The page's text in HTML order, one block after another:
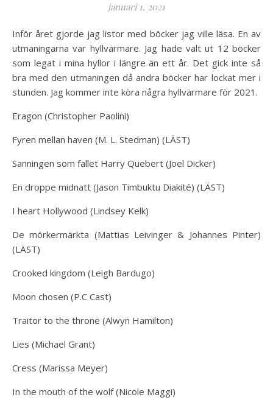
januari 1, 2021
Inför året gjorde jag listor med böcker jag ville läsa. En av
utmaningarna var hyllvärmare. Jag hade valt ut 12 böcker
som legat i mina hyllor i längre än ett år. Det gick inte så
bra med den utmaningen då andra böcker har lockat mer i
stunden. Jag kommer inte köra några hyllvärmare för 2021.
Eragon (Christopher Paolini)
Fyren mellan haven (M. L. Stedman) (LÄST)
Sanningen som fallet Harry Quebert (Joel Dicker)
En droppe midnatt (Jason Timbuktu Diakité) (LÄST)
I heart Hollywood (Lindsey Kelk)
De mörkermärkta (Mattias Leivinger & Johannes Pinter)
(LÄST)
Crooked kingdom (Leigh Bardugo)
Moon chosen (P.C Cast)
Traitor to the throne (Alwyn Hamilton)
Lies (Michael Grant)
Cress (Marissa Meyer)
In the mouth of the wolf (Nicole Maggi)